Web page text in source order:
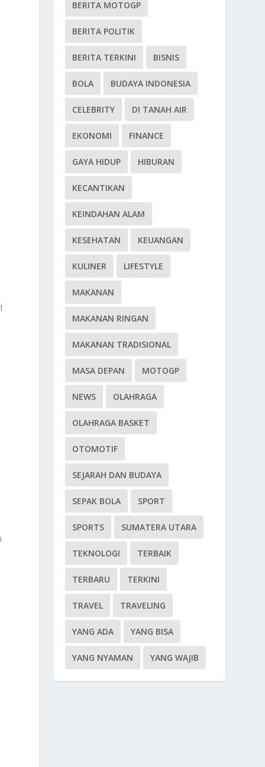
BERITA MOTOGP
BERITA POLITIK
BERITA TERKINI BISNIS
BOLA BUDAYA INDONESIA
CELEBRITY DI TANAH AIR
EKONOMI FINANCE
GAYA HIDUP HIBURAN
KECANTIKAN
KEINDAHAN ALAM
KESEHATAN KEUANGAN
KULINER LIFESTYLE
MAKANAN
MAKANAN RINGAN
MAKANAN TRADISIONAL
MASA DEPAN MOTOGP
NEWS OLAHRAGA
OLAHRAGA BASKET
OTOMOTIF
SEJARAH DAN BUDAYA
SEPAK BOLA SPORT
SPORTS SUMATERA UTARA
TEKNOLOGI TERBAIK
TERBARU TERKINI
TRAVEL TRAVELING
YANG ADA YANG BISA
YANG NYAMAN YANG WAJIB